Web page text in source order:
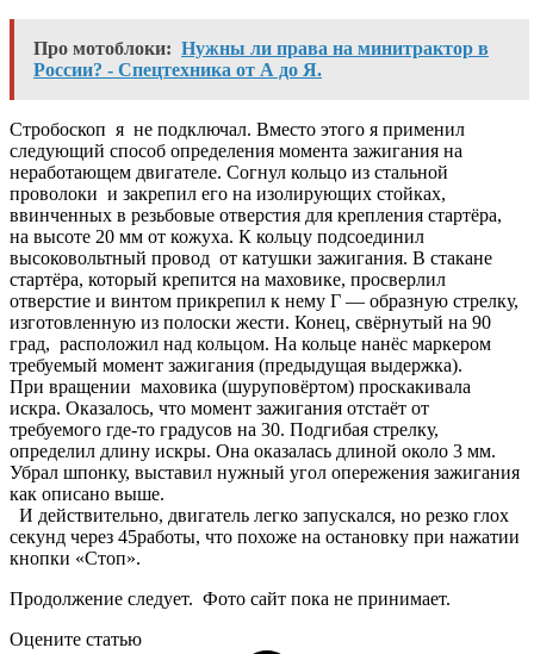
Про мотоблоки: Нужны ли права на минитрактор в
России? - Спецтехника от А до Я.
Стробоскоп я не подключал. Вместо этого я применил
следующий способ определения момента зажигания на
неработающем двигателе. Согнул кольцо из стальной
проволоки и закрепил его на изолирующих стойках,
ввинченных в резьбовые отверстия для крепления стартёра,
на высоте 20 мм от кожуха. К кольцу подсоединил
высоковольтный провод от катушки зажигания. В стакане
стартёра, который крепится на маховике, просверлил
отверстие и винтом прикрепил к нему Г — образную стрелку,
изготовленную из полоски жести. Конец, свёрнутый на 90
град, расположил над кольцом. На кольце нанёс маркером
требуемый момент зажигания (предыдущая выдержка).
При вращении маховика (шуруповёртом) проскакивала
искра. Оказалось, что момент зажигания отстаёт от
требуемого где-то градусов на 30. Подгибая стрелку,
определил длину искры. Она оказалась длиной около 3 мм.
Убрал шпонку, выставил нужный угол опережения зажигания
как описано выше.
И действительно, двигатель легко запускался, но резко глох
секунд через 45работы, что похоже на остановку при нажатии
кнопки «Стоп».
Продолжение следует. Фото сайт пока не принимает.
Оцените статью